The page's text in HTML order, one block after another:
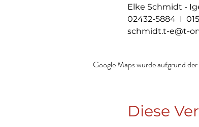
Elke Schmidt -
02432-5884  I
schmidt.t-e@t-
Google Maps wurde aufgrund
Diese